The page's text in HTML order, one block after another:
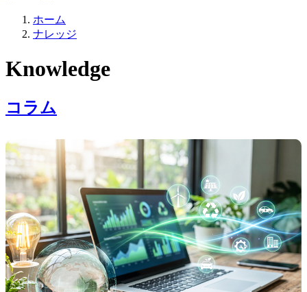
ホーム
ナレッジ
Knowledge
コラム